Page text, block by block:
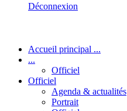
Déconnexion
Accueil principal ...
...
Officiel
Officiel
Agenda & actualités
Portrait